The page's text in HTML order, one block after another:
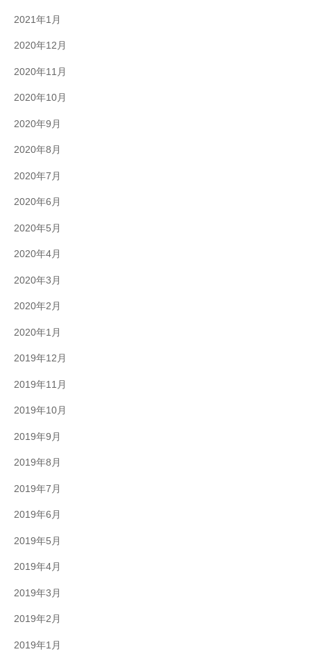
2021年1月
2020年12月
2020年11月
2020年10月
2020年9月
2020年8月
2020年7月
2020年6月
2020年5月
2020年4月
2020年3月
2020年2月
2020年1月
2019年12月
2019年11月
2019年10月
2019年9月
2019年8月
2019年7月
2019年6月
2019年5月
2019年4月
2019年3月
2019年2月
2019年1月